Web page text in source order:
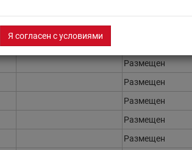
Я согласен с условиями
Размещен
Размещен
Размещен
Размещен
Размещен